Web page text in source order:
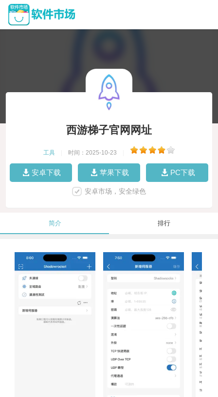
西游梯子官网网址
工具 时间：2025-10-23
安卓下载 苹果下载 PC下载
安卓市场，安全绿色
简介 排行